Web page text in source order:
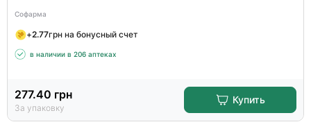
Софарма
+2.77грн на бонусный счет
в наличии в 206 аптеках
277.40 грн
За упаковку
Купить